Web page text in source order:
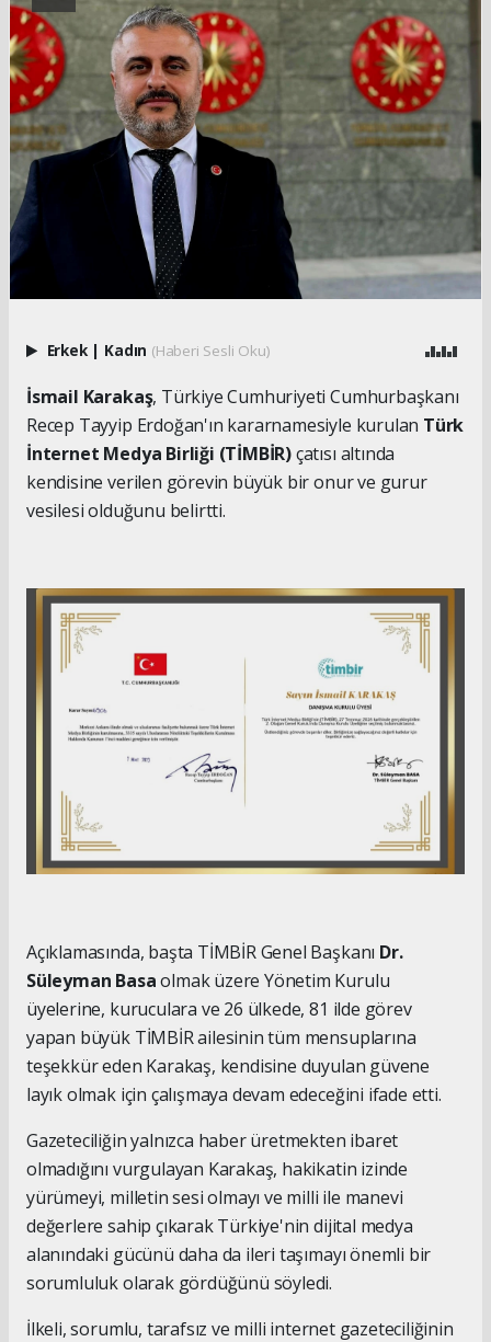
Erkek | Kadın (Haberi Sesli Oku)
İsmail Karakaş, Türkiye Cumhuriyeti Cumhurbaşkanı
Recep Tayyip Erdoğan'ın kararnamesiyle kurulan Türk
İnternet Medya Birliği (TİMBİR)çatısı altında
kendisine verilen görevin büyük bir onur ve gurur
vesilesi olduğunu belirtti.
Açıklamasında, başta TİMBİR Genel Başkanı Dr.
Süleyman Basaolmak üzere Yönetim Kurulu
üyelerine, kuruculara ve 26 ülkede, 81 ilde görev
yapan büyük TİMBİR ailesinin tüm mensuplarına
teşekkür eden Karakaş, kendisine duyulan güvene
layık olmak için çalışmaya devam edeceğini ifade etti.
Gazeteciliğin yalnızca haber üretmekten ibaret
olmadığını vurgulayan Karakaş, hakikatin izinde
yürümeyi, milletin sesi olmayı ve milli ile manevi
değerlere sahip çıkarak Türkiye'nin dijital medya
alanındaki gücünü daha da ileri taşımayı önemli bir
sorumluluk olarak gördüğünü söyledi.
İlkeli, sorumlu, tarafsız ve milli internet gazeteciliğinin